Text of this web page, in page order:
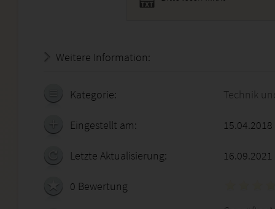
Weitere Information:
Kategorie: Technik
Eingestellt am:
Letzte Aktualisierung: 16.09.2021
0 Bewertung